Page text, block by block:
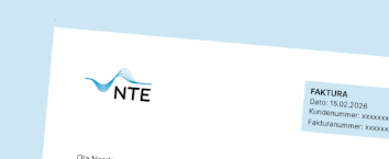
Slik leser du NTEs strømfaktura
Hvis du lurer på noe som har med
laget en forklaring på de ulike elementene her.